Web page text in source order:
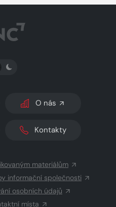
PŘEPNOUT SVĚTLÝ/TMAVÝ REŽIM
O nás
Kontakty
materiálům
informační společnosti
osobních údajů
místa